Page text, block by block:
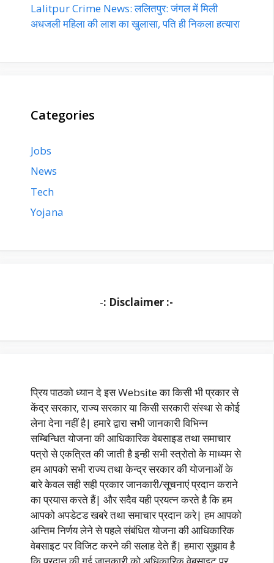
Lalitpur Crime News: ललितपुर: जंगल में मिली
अधजली महिला की लाश का खुलासा, पति ही निकला हत्यारा
Categories
Jobs
News
Tech
Yojana
-: Disclaimer :-
प्रिय पाठको ध्यान दे इस Website का किसी भी प्रकार से
केंद्र सरकार, राज्य सरकार या किसी सरकारी संस्था से कोई
लेना देना नहीं है| हमारे द्वारा सभी जानकारी विभिन्न
सम्बिन्धित योजना की आधिकारिक वेबसाइड तथा समाचार
पत्रो से एकत्रित की जाती है इन्ही सभी स्त्रोतो के माध्यम से
हम आपको सभी राज्य तथा केन्द्र सरकार की योजनाओं के
बारे केवल सही सही प्रकार जानकारी/सूचनाएं प्रदान कराने
का प्रयास करते हैं| और सदैव यही प्रयत्न करते है कि हम
आपको अपडेटड खबरे तथा समाचार प्रदान करे| हम आपको
अन्तिम निर्णय लेने से पहले संबंधित योजना की आधिकारिक
वेबसाइट पर विजिट करने की सलाह देते हैं| हमारा सुझाव है